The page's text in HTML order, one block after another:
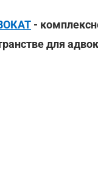
-
для